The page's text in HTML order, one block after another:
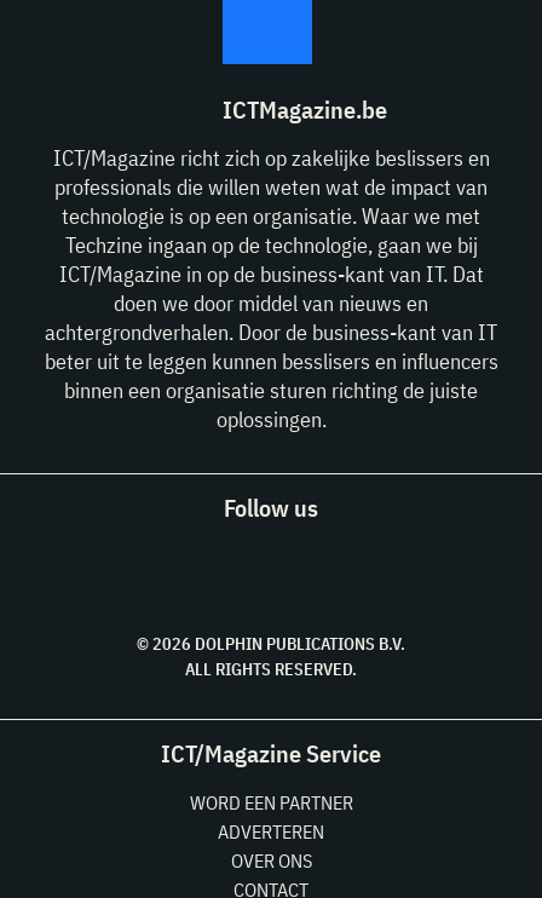
ICTMagazine.be
ICT/Magazine richt zich op zakelijke beslissers en
professionals die willen weten wat de impact van
technologie is op een organisatie. Waar we met
Techzine ingaan op de technologie, gaan we bij
ICT/Magazine in op de business-kant van IT. Dat
doen we door middel van nieuws en
achtergrondverhalen. Door de business-kant van IT
beter uit te leggen kunnen besslisers en influencers
binnen een organisatie sturen richting de juiste
oplossingen.
Follow us
© 2026 DOLPHIN PUBLICATIONS B.V.
ALL RIGHTS RESERVED.
ICT/Magazine Service
WORD EEN PARTNER
ADVERTEREN
OVER ONS
CONTACT